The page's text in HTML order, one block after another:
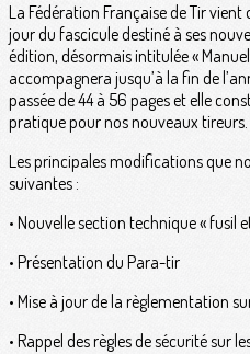
La Fédération Française de Tir
jour du fascicule destiné à ses
édition, désormais intitulée «
accompagnera jusqu’à la fin de
passée de 44 à 56 pages et elle
pratique pour nos nouveaux tireurs.
Les principales modifications que
suivantes :
• Nouvelle section technique « fusil
• Présentation du Para-tir
• Mise à jour de la règlementation
• Rappel des règles de sécurité sur